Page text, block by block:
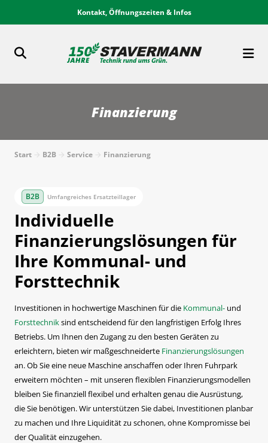
Kontakt, Öffnungszeiten & Infos
Finanzierung
Start B2B Service Finanzierung
Umfangreiches Ersatzteillager
Individuelle
Finanzierungslösungen für
Ihre Kommunal- und
Forsttechnik
Investitionen in hochwertige Maschinen für die Kommunal- und
Forsttechniksind entscheidend für den langfristigen Erfolg Ihres
Betriebs. Um Ihnen den Zugang zu den besten Geräten zu
erleichtern, bieten wir maßgeschneiderte Finanzierungslösungen
an. Ob Sie eine neue Maschine anschaffen oder Ihren Fuhrpark
erweitern möchten – mit unseren flexiblen Finanzierungsmodellen
bleiben Sie finanziell flexibel und erhalten genau die Ausrüstung,
die Sie benötigen. Wir unterstützen Sie dabei, Investitionen planbar
zu machen und Ihre Liquidität zu schonen, ohne Kompromisse bei
der Qualität einzugehen.